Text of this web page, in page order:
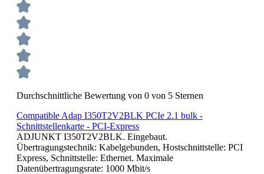
Durchschnittliche Bewertung von 0 von 5 Sternen
Compatible Adap I350T2V2BLK PCIe 2.1 bulk -
Schnittstellenkarte - PCI-Express
ADJUNKT I350T2V2BLK. Eingebaut.
Übertragungstechnik: Kabelgebunden, Hostschnittstelle: PCI
Express, Schnittstelle: Ethernet. Maximale
Datenübertragungsrate: 1000 Mbit/s